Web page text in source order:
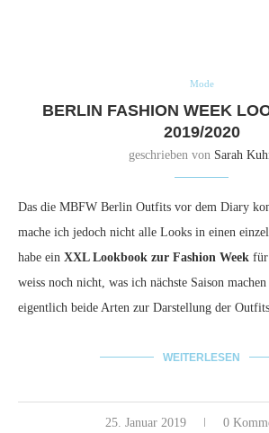
Mode
BERLIN FASHION WEEK
2019/2020
geschrieben von Sarah
Das die MBFW Berlin Outfits vor dem Diary
mache ich jedoch nicht alle Looks in einen
habe ein XXL Lookbook zur Fashion Week für
weiss noch nicht, was ich nächste Saison
eigentlich beide Arten zur Darstellung der Outfits.
WEITERLESEN
25. Januar 2019 0